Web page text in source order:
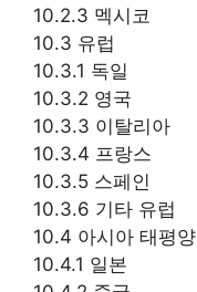
10.2.3 멕시코
10.3 유럽
10.3.1 독일
10.3.2 영국
10.3.3 이탈리아
10.3.4 프랑스
10.3.5 스페인
10.3.6 기타 유럽
10.4 아시아 태평양
10.4.1 일본